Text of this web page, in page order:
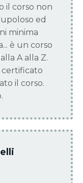
il corso non
ed
minima
è un corso
A alla Z.
certificato
il corso.